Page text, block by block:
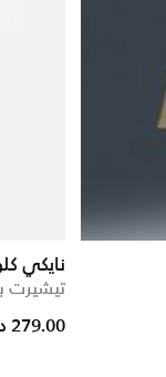
نايكي
تيشيرت
279.00 درهم